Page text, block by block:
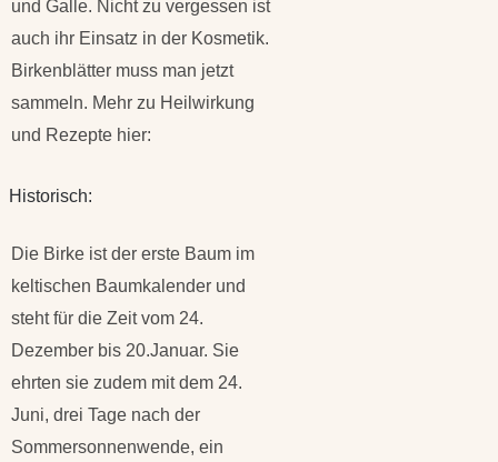
und Galle. Nicht zu vergessen ist
auch ihr Einsatz in der Kosmetik.
Birkenblätter muss man jetzt
sammeln. Mehr zu Heilwirkung
und Rezepte hier:
Historisch:
Die Birke ist der erste Baum im
keltischen Baumkalender und
steht für die Zeit vom 24.
Dezember bis 20.Januar. Sie
ehrten sie zudem mit dem 24.
Juni, drei Tage nach der
Sommersonnenwende, ein